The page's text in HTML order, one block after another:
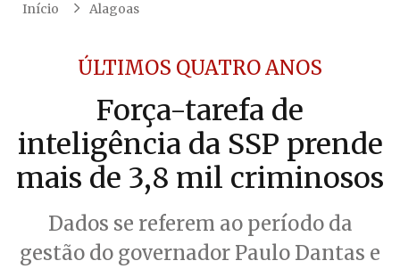
Início Alagoas
ÚLTIMOS QUATRO ANOS
Força-tarefa de
inteligência da SSP prende
mais de 3,8 mil criminosos
Dados se referem ao período da
gestão do governador Paulo Dantas e